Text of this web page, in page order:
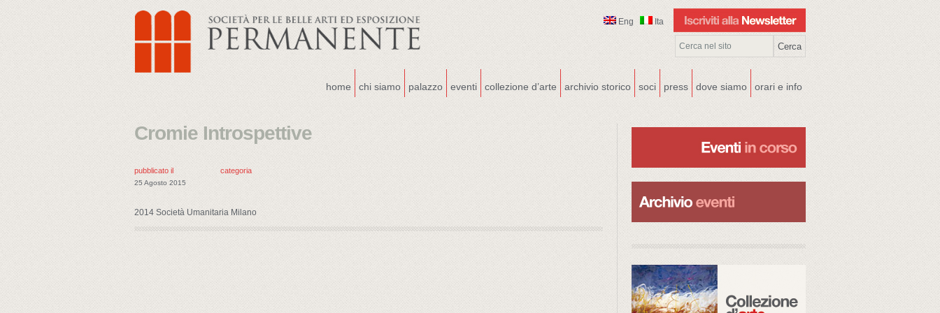
Eng Ita
home chi siamo palazzo eventi collezione d’arte archivio storico soci press dove siamo orari e info
Cromie Introspettive
pubblicato il
25 Agosto 2015
categoria
2014 Società Umanitaria Milano